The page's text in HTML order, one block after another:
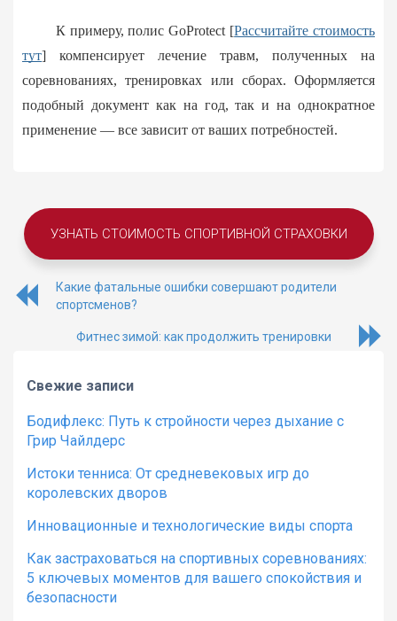
К примеру, полис GoProtect [Рассчитайте стоимость
тут] компенсирует лечение травм, полученных на
соревнованиях, тренировках или сборах. Оформляется
подобный документ как на год, так и на однократное
применение — все зависит от ваших потребностей.
УЗНАТЬ СТОИМОСТЬ СПОРТИВНОЙ СТРАХОВКИ
Какие фатальные ошибки совершают родители
спортсменов?
Фитнес зимой: как продолжить тренировки
Свежие записи
Бодифлекс: Путь к стройности через дыхание с
Грир Чайлдерс
Истоки тенниса: От средневековых игр до
королевских дворов
Инновационные и технологические виды спорта
Как застраховаться на спортивных соревнованиях:
5 ключевых моментов для вашего спокойствия и
безопасности